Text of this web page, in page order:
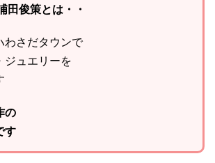
田俊策とは・・
わさだタウンで
ジュエリーを
の
す